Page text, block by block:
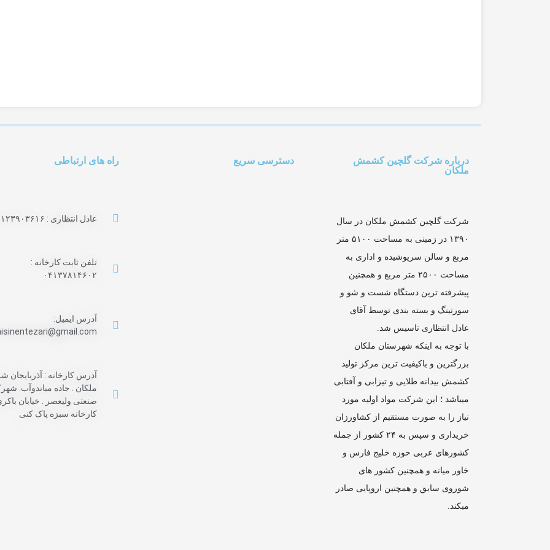
درباره شرکت گلچین کشمش
ملکان
دسترسی سریع راه های ارتباطی
شرکت گلچین کشمش ملکان در سال
۱۳۹۰ در زمینی به مساحت ۵۱۰۰ متر
مربع و سالن سرپوشیده و اداری به
مساحت ۲۵۰۰ متر مربع و همچنین
پیشرفته ترین دستگاه شست و شو و
سورتینگ و بسته بندی توسط آقای
عادل انتظاری تاسیس شد.
با توجه به اینکه شهرستان ملکان
بزرگترین و باکیفیت ترین مرکز تولید
کشمش بیدانه طلایی و تیزابی و آفتابی
میباشد ؛ این شرکت مواد اولیه مورد
نیاز را به صورت مستقیم از کشاورزان
خریداری و سپس به ۲۴ کشور از جمله
کشورهای عربی حوزه خلیج فارس و
خاور میانه و همچنین کشور های
شوروی سابق و همچنین اروپایی صادر
میکند.
عادل انتظاری : ۰۹۱۲۳۹۰۳۶۱۶
تلفن ثابت کارخانه :
۰۴۱۳۷۸۱۴۶۰۲
آدرس ایمیل:
آدرس کارخانه : آذربایجان
ملکان . جاده میاندوآب.
صنعتی ولیعصر . خیابان
کارخانه سبزه پاک کنی